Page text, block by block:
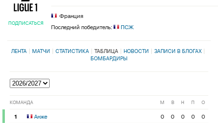
ПОДПИСАТЬСЯ
Франция
Последний победитель:
ПСЖ
ЛЕНТА МАТЧИ СТАТИСТИКА ТАБЛИЦА НОВОСТИ
ЗАПИСИ В БЛОГАХ
БОМБАРДИРЫ
КОМАНДА М В Н П О
1 Анже 0 0 0 0
0